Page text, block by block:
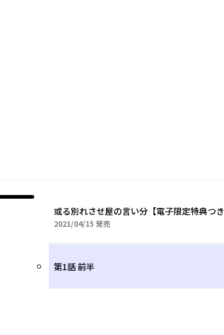
或る別れさせ屋の言い分【電子限定特典つき
2021/04/15 2021年04月15日
発売
第1話 前半